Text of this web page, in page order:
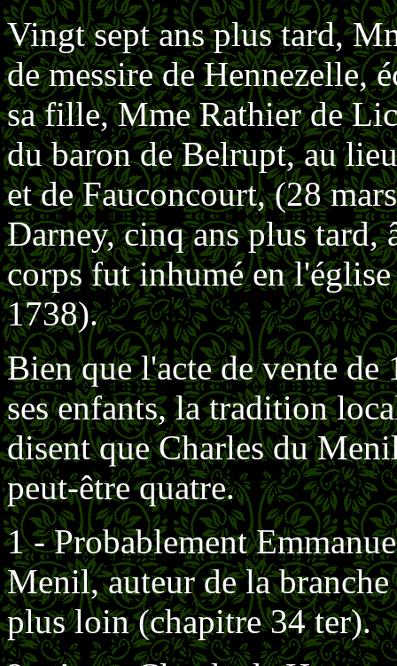
Vingt sept ans plus tard,
de messire de Hennezelle,
sa fille, Mme Rathier de
du baron de Belrupt, au
et de Fauconcourt, (28
Darney, cinq ans plus tard,
corps fut inhumé en
1738).
Bien que l'acte de vente de
ses enfants, la tradition
disent que Charles du
peut-être quatre.
1 - Probablement
Menil, auteur de la
plus loin (chapitre 34 ter).